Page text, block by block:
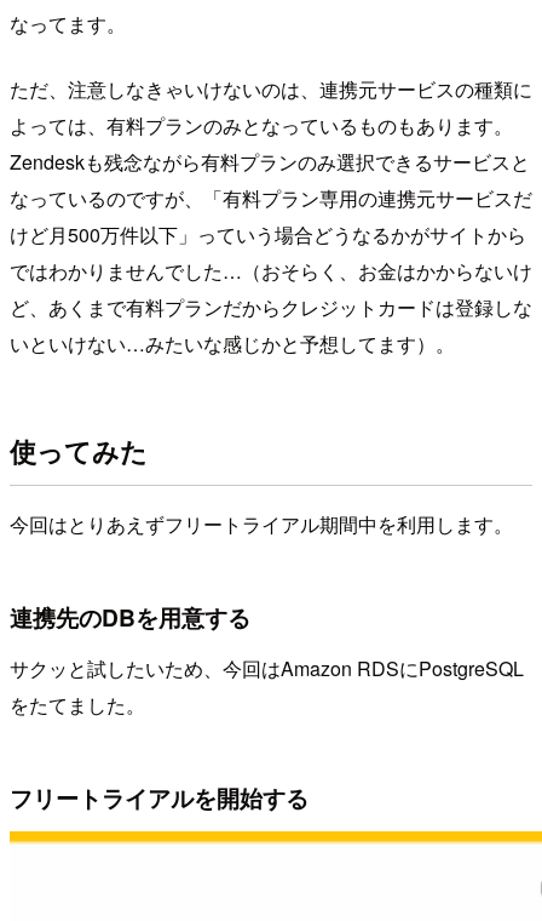
なってます。
ただ、注意しなきゃいけないのは、連携元サービスの種類に
よっては、有料プランのみとなっているものもあります。
Zendeskも残念ながら有料プランのみ選択できるサービスと
なっているのですが、「有料プラン専用の連携元サービスだ
けど月500万件以下」っていう場合どうなるかがサイトから
ではわかりませんでした…（おそらく、お金はかからないけ
ど、あくまで有料プランだからクレジットカードは登録しな
いといけない…みたいな感じかと予想してます）。
使ってみた
今回はとりあえずフリートライアル期間中を利用します。
連携先のDBを用意する
サクッと試したいため、今回はAmazon RDSにPostgreSQL
をたてました。
フリートライアルを開始する